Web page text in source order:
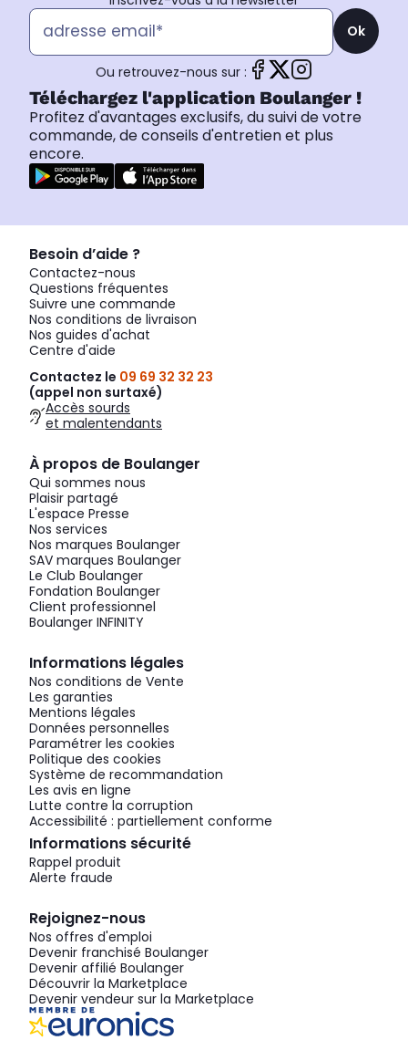
Ok
Ou retrouvez-nous sur :
Téléchargez l'application Boulanger !
Profitez d'avantages exclusifs, du suivi de votre
commande, de conseils d'entretien et plus
encore.
Besoin d’aide ?
Contactez-nous
Questions fréquentes
Suivre une commande
Nos conditions de livraison
Nos guides d'achat
Centre d'aide
Contactez le 09 69 32 32 23
(appel non surtaxé)
Accès sourds
et malentendants
À propos de Boulanger
Qui sommes nous
Plaisir partagé
L'espace Presse
Nos services
Nos marques Boulanger
SAV marques Boulanger
Le Club Boulanger
Fondation Boulanger
Client professionnel
Boulanger INFINITY
Informations légales
Nos conditions de Vente
Les garanties
Mentions légales
Données personnelles
Paramétrer les cookies
Politique des cookies
Système de recommandation
Les avis en ligne
Lutte contre la corruption
Accessibilité : partiellement conforme
Informations sécurité
Rappel produit
Alerte fraude
Rejoignez-nous
Nos offres d'emploi
Devenir franchisé Boulanger
Devenir affilié Boulanger
Découvrir la Marketplace
Devenir vendeur sur la Marketplace